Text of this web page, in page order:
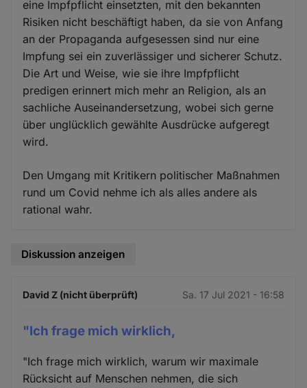
eine Impfpflicht einsetzten, mit den bekannten
Risiken nicht beschäftigt haben, da sie von Anfang
an der Propaganda aufgesessen sind nur eine
Impfung sei ein zuverlässiger und sicherer Schutz.
Die Art und Weise, wie sie ihre Impfpflicht
predigen erinnert mich mehr an Religion, als an
sachliche Auseinandersetzung, wobei sich gerne
über unglücklich gewählte Ausdrücke aufgeregt
wird.
Den Umgang mit Kritikern politischer Maßnahmen
rund um Covid nehme ich als alles andere als
rational wahr.
Diskussion anzeigen
David Z (nicht überprüft) Sa. 17 Jul 2021 - 16:58
"Ich frage mich wirklich,
"Ich frage mich wirklich, warum wir maximale
Rücksicht auf Menschen nehmen, die sich